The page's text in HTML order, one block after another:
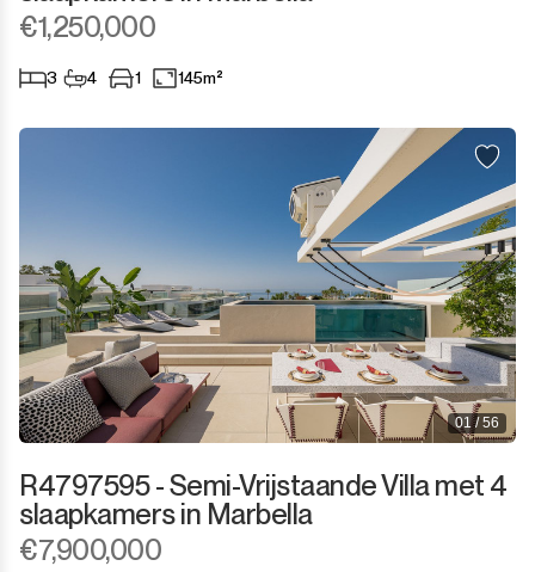
Sotogrande Marina
Jimena de la Frontera
Tarifa
€1,250,000
3 4 1 145m²
01 / 56
R4797595 - Semi-Vrijstaande Villa met 4
slaapkamers in Marbella
€7,900,000